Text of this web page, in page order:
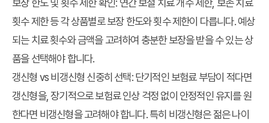
보장 한도 및 횟수 제한 확인: 연간 보철 치료 개수 제한, 보존 치료
횟수 제한 등 각 상품별로 보장 한도와 횟수 제한이 다릅니다. 예상
되는 치료 횟수와 금액을 고려하여 충분한 보장을 받을 수 있는 상
품을 선택해야 합니다.
갱신형 vs 비갱신형 신중히 선택: 단기적인 보험료 부담이 적다면
갱신형을, 장기적으로 보험료 인상 걱정 없이 안정적인 유지를 원
한다면 비갱신형을 고려해야 합니다. 특히 비갱신형은 젊은 나이